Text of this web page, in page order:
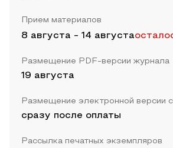
Прием материалов
8 августа - 14 августа
Размещение PDF-версии журнала
19 августа
Размещение электронной версии
сразу после оплаты
Рассылка печатных экземпляров